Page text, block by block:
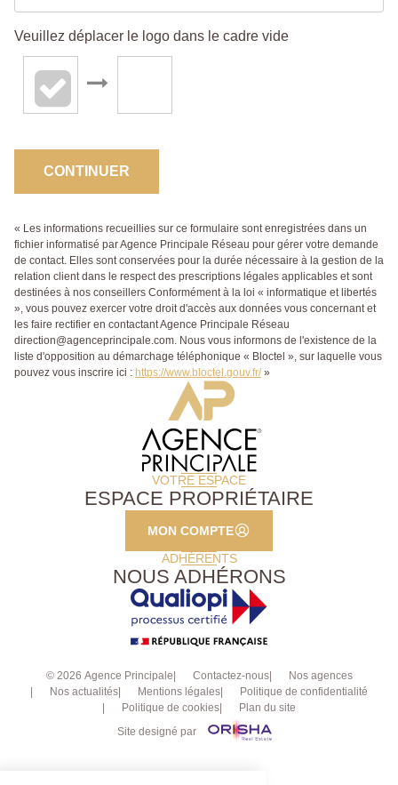
Veuillez déplacer le logo dans le cadre vide
CONTINUER
« Les informations recueillies sur ce formulaire sont enregistrées dans un
fichier informatisé par Agence Principale Réseau pour gérer votre demande
de contact. Elles sont conservées pour la durée nécessaire à la gestion de la
relation client dans le respect des prescriptions légales applicables et sont
destinées à nos conseillers Conformément à la loi « informatique et libertés
», vous pouvez exercer votre droit d'accès aux données vous concernant et
les faire rectifier en contactant Agence Principale Réseau
direction@agenceprincipale.com. Nous vous informons de l'existence de la
liste d'opposition au démarchage téléphonique « Bloctel », sur laquelle vous
pouvez vous inscrire ici : https://www.bloctel.gouv.fr/»
VOTRE ESPACE
ESPACE PROPRIÉTAIRE
MON COMPTE
ADHÉRENTS
NOUS ADHÉRONS
© 2026 Agence Principale Contactez-nous
Nos agences
Nos actualités
Mentions légales
Politique de confidentialité
Politique de cookies
Plan du site
Site designé par